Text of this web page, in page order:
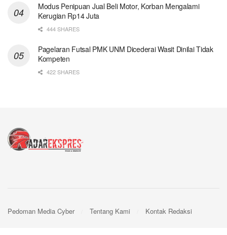
Modus Penipuan Jual Beli Motor, Korban Mengalami
Kerugian Rp14 Juta
444 SHARES
Pagelaran Futsal PMK UNM Dicederai Wasit Dinilai Tidak
Kompeten
422 SHARES
Pedoman Media Cyber Tentang Kami Kontak Redaksi